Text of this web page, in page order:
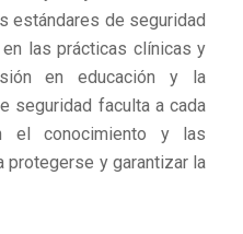
estándares de seguridad
las prácticas clínicas y
en educación y la
seguridad faculta a cada
el conocimiento y las
protegerse y garantizar la